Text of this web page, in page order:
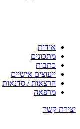
אודות
מתכונים
כתבות
ייעוצים אישיים
הרצאות / סדנאות
מרפאה
יצירת קשר